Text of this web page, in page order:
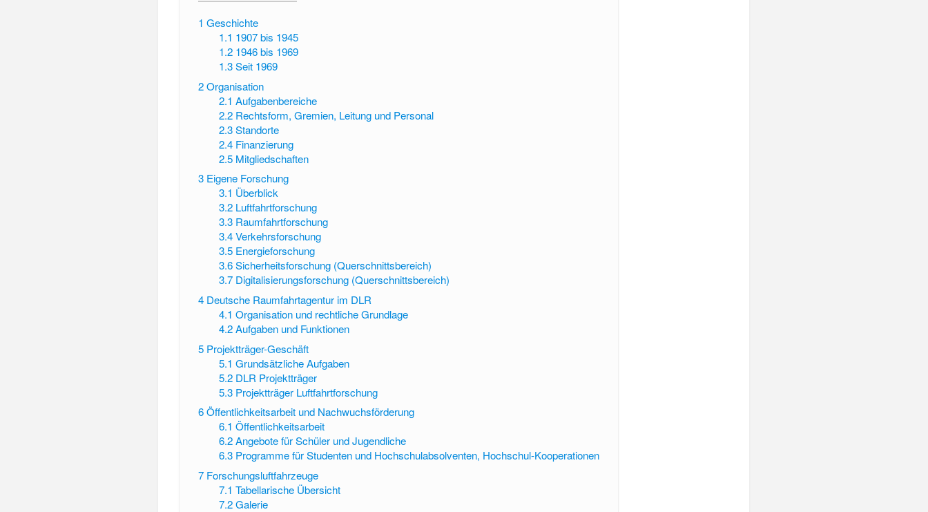
1 Geschichte
1.1 1907 bis 1945
1.2 1946 bis 1969
1.3 Seit 1969
2Organisation
2.1 Aufgabenbereiche
2.2 Rechtsform, Gremien, Leitung und Personal
2.3 Standorte
2.4 Finanzierung
2.5 Mitgliedschaften
3 Eigene Forschung
3.1 Überblick
3.2 Luftfahrtforschung
3.3 Raumfahrtforschung
3.4 Verkehrsforschung
3.5 Energieforschung
3.6 Sicherheitsforschung (Querschnittsbereich)
3.7 Digitalisierungsforschung (Querschnittsbereich)
4 Deutsche Raumfahrtagentur im DLR
4.1 Organisation und rechtliche Grundlage
4.2 Aufgaben und Funktionen
5 Projektträger-Geschäft
5.1 Grundsätzliche Aufgaben
5.2 DLR Projektträger
5.3 Projektträger Luftfahrtforschung
6Öffentlichkeitsarbeit und Nachwuchsförderung
6.1 Öffentlichkeitsarbeit
6.2 Angebote für Schüler und Jugendliche
6.3 Programme für Studenten und Hochschulabsolventen, Hochschul-Kooperationen
7 Forschungsluftfahrzeuge
7.1 Tabellarische Übersicht
7.2 Galerie